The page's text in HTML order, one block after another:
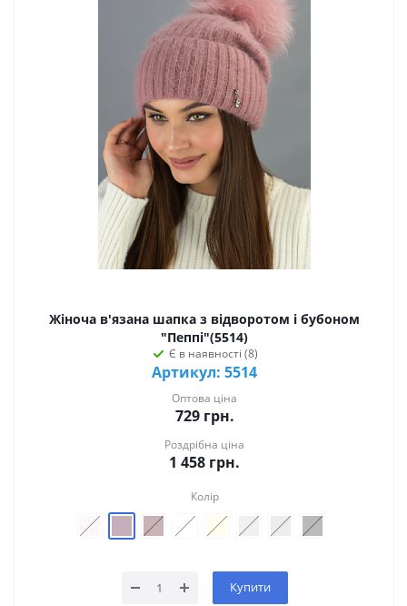
Жіноча в'язана шапка з відворотом і бубоном
"Пеппі"(5514)
Є в наявності (8)
Артикул: 5514
Оптова ціна
729грн.
Роздрібна ціна
1 458 грн.
Колір
Купити